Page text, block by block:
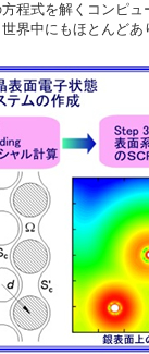
程式を解くコンピ
界中にもほとんどあ